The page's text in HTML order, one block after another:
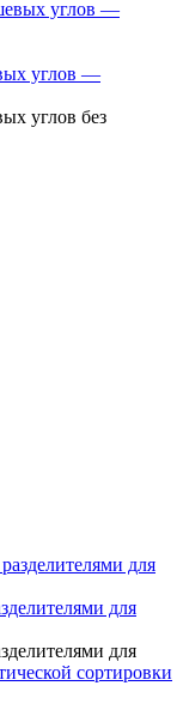
углов —
углов без
для
для